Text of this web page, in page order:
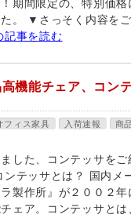
期間限定の、特別価格
。 ▼さっそく内容をご
記事を読む
高機能チェア、コン
フィス家具 入荷速報
商
した、コンテッサをご
テッサとは？ 国内メ
製作所』が２００２年
ェア。コンテッサとは